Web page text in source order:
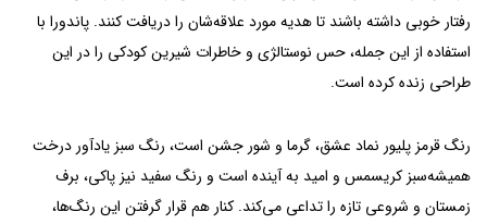
رفتار خوبی داشته باشند تا هدیه مورد علاقه‌شان را دریافت کنند. پاندورا با
استفاده از این جمله، حس نوستالژی و خاطرات شیرین کودکی را در این
طراحی زنده کرده است.
رنگ قرمز پلیور نماد عشق، گرما و شور جشن است، رنگ سبز یادآور درخت
همیشه‌سبز کریسمس و امید به آینده است و رنگ سفید نیز پاکی، برف
زمستان و شروعی تازه را تداعی می‌کند. کنار هم قرار گرفتن این رنگ‌ها،